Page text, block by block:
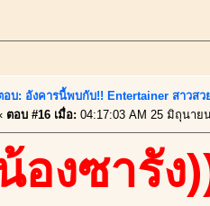
อบ: อังคารนี้พบกับ!! Entertainer สาวส
ตอบ #16 เมื่อ: 04:17:03 AM 25 มิถุนาย
องซารัง